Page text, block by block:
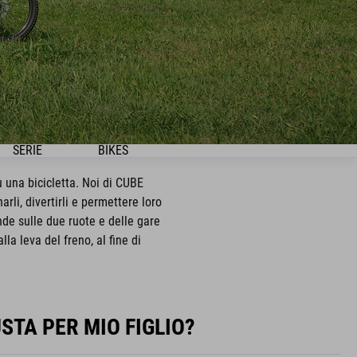
SERIE BIKES
bicicletta. Noi di CUBE
divertirli e permettere loro
sulle due ruote e delle gare
leva del freno, al fine di
PER MIO FIGLIO?